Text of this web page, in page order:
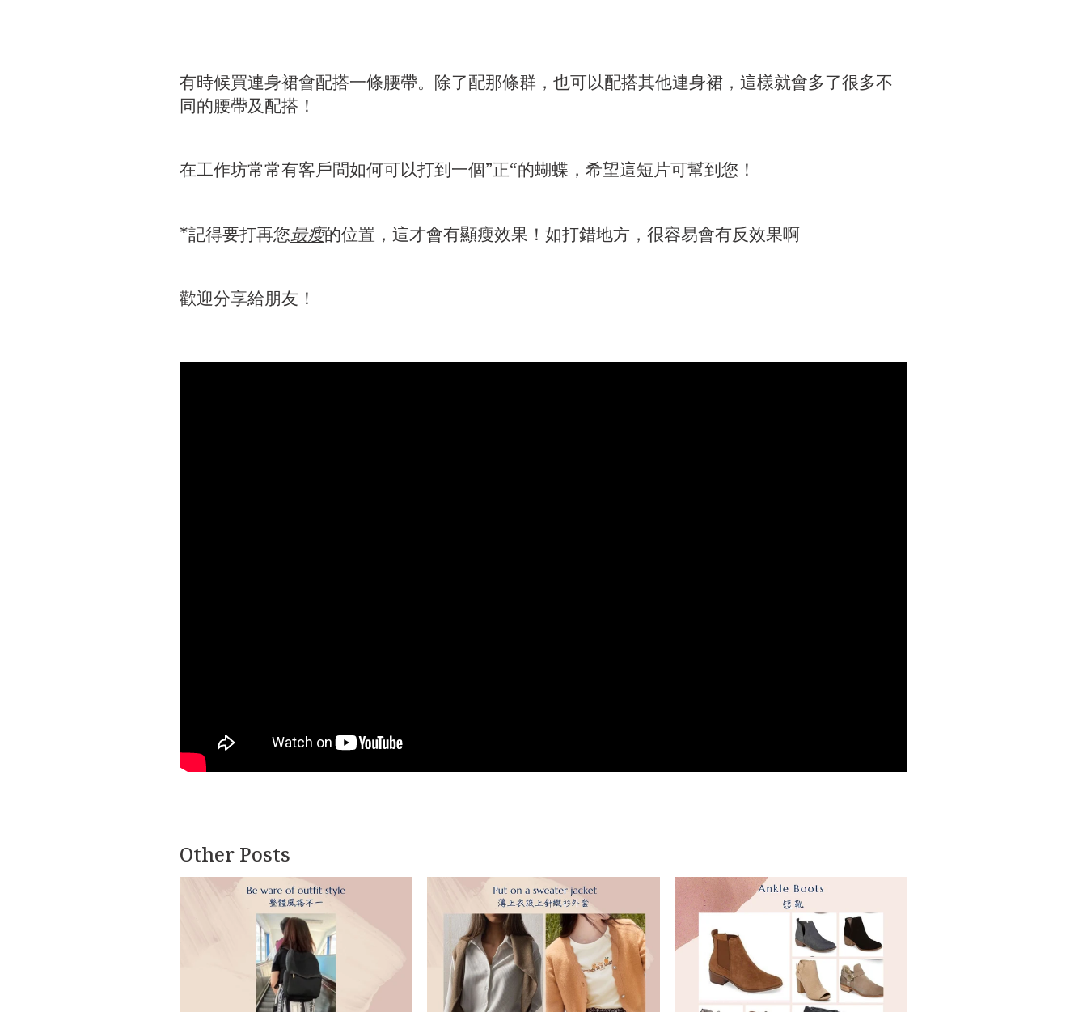
有時候買連身裙會配搭一條腰帶。除了配那條群，也可以配搭其他連身裙，這樣就會多了很多不
同的腰帶及配搭！
在工作坊常常有客戶問如何可以打到一個”正“的蝴蝶，希望這短片可幫到您！
*記得要打再您最瘦的位置，這才會有顯瘦效果！如打錯地方，很容易會有反效果啊
歡迎分享給朋友！
Other Posts